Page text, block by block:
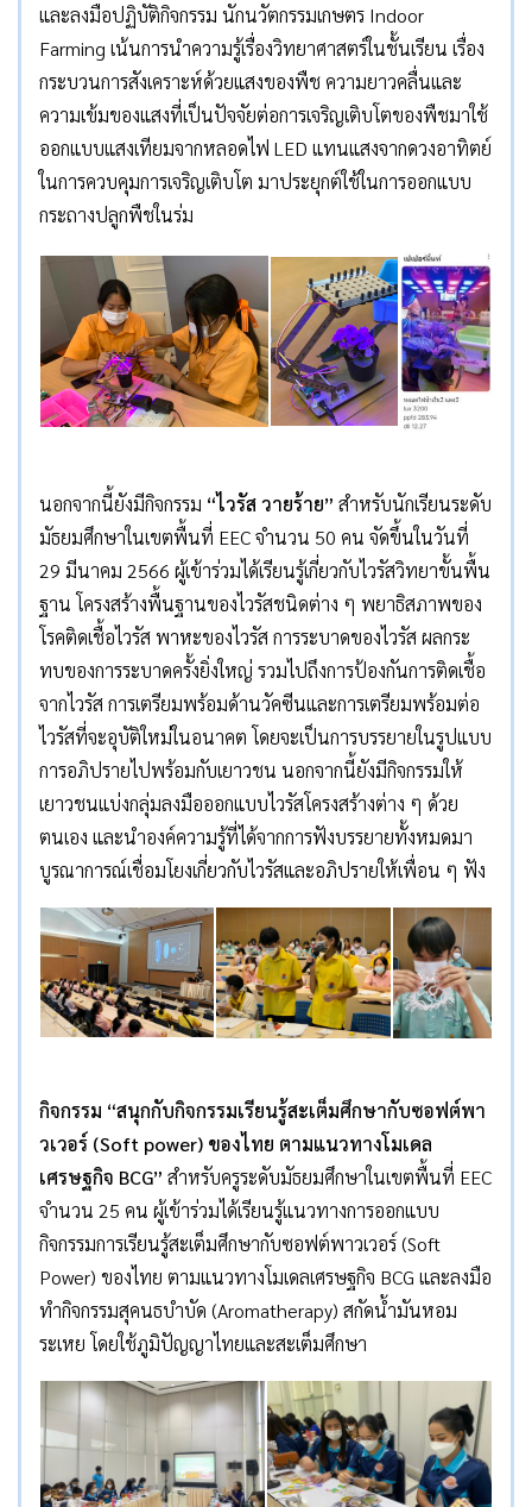
และลงมือปฏิบัติกิจกรรม นักนวัตกรรมเกษตร Indoor
Farming เน้นการนำความรู้เรื่องวิทยาศาสตร์ในชั้นเรียน เรื่อง
กระบวนการสังเคราะห์ด้วยแสงของพืช ความยาวคลื่นและ
ความเข้มของแสงที่เป็นปัจจัยต่อการเจริญเติบโตของพืชมาใช้
ออกแบบแสงเทียมจากหลอดไฟ LED แทนแสงจากดวงอาทิตย์
ในการควบคุมการเจริญเติบโต มาประยุกต์ใช้ในการออกแบบ
กระถางปลูกพืชในร่ม
นอกจากนี้ยังมีกิจกรรม “ไวรัส วายร้าย” สำหรับนักเรียนระดับ
มัธยมศึกษาในเขตพื้นที่ EEC จำนวน 50 คน จัดขึ้นในวันที่
29 มีนาคม 2566 ผู้เข้าร่วมได้เรียนรู้เกี่ยวกับไวรัสวิทยาขั้นพื้น
ฐาน โครงสร้างพื้นฐานของไวรัสชนิดต่าง ๆ พยาธิสภาพของ
โรคติดเชื้อไวรัส พาหะของไวรัส การระบาดของไวรัส ผลกระ
ทบของการระบาดครั้งยิ่งใหญ่ รวมไปถึงการป้องกันการติดเชื้อ
จากไวรัส การเตรียมพร้อมด้านวัคซีนและการเตรียมพร้อมต่อ
ไวรัสที่จะอุบัติใหม่ในอนาคต โดยจะเป็นการบรรยายในรูปแบบ
การอภิปรายไปพร้อมกับเยาวชน นอกจากนี้ยังมีกิจกรรมให้
เยาวชนแบ่งกลุ่มลงมือออกแบบไวรัสโครงสร้างต่าง ๆ ด้วย
ตนเอง และนำองค์ความรู้ที่ได้จากการฟังบรรยายทั้งหมดมา
บูรณาการณ์เชื่อมโยงเกี่ยวกับไวรัสและอภิปรายให้เพื่อน ๆ ฟัง
กิจกรรม “สนุกกับกิจกรรมเรียนรู้สะเต็มศึกษากับซอฟต์พา
วเวอร์ (Soft power) ของไทย ตามแนวทางโมเดล
เศรษฐกิจ BCG” สำหรับครูระดับมัธยมศึกษาในเขตพื้นที่ EEC
จำนวน 25 คน ผู้เข้าร่วมได้เรียนรู้แนวทางการออกแบบ
กิจกรรมการเรียนรู้สะเต็มศึกษากับซอฟต์พาวเวอร์ (Soft
Power) ของไทย ตามแนวทางโมเดลเศรษฐกิจ BCG และลงมือ
ทำกิจกรรมสุคนธบำบัด (Aromatherapy) สกัดน้ำมันหอม
ระเหย โดยใช้ภูมิปัญญาไทยและสะเต็มศึกษา